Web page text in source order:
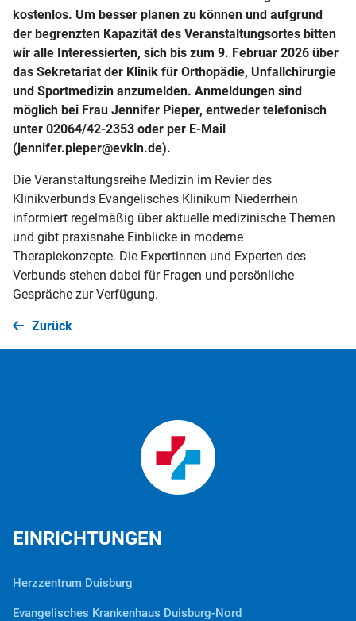
kostenlos. Um besser planen zu können und aufgrund
der begrenzten Kapazität des Veranstaltungsortes bitten
wir alle Interessierten, sich bis zum 9. Februar 2026 über
das Sekretariat der Klinik für Orthopädie, Unfallchirurgie
und Sportmedizin anzumelden. Anmeldungen sind
möglich bei Frau Jennifer Pieper, entweder telefonisch
unter 02064/42-2353 oder per E-Mail
(jennifer.pieper@evkln.de).
Die Veranstaltungsreihe Medizin im Revier des
Klinikverbunds Evangelisches Klinikum Niederrhein
informiert regelmäßig über aktuelle medizinische Themen
und gibt praxisnahe Einblicke in moderne
Therapiekonzepte. Die Expertinnen und Experten des
Verbunds stehen dabei für Fragen und persönliche
Gespräche zur Verfügung.
Zurück
EINRICHTUNGEN
Herzzentrum Duisburg
Evangelisches Krankenhaus Duisburg-Nord